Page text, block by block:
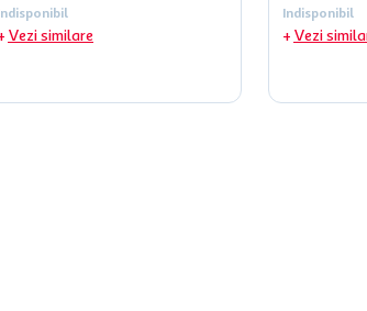
Indisponibil
Vezi similare
Indisponibil
Vezi